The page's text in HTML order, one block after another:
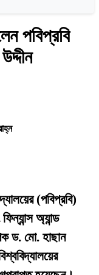
পবিপ্রবি
(পবিপ্রবি)
অ্যান্ড
ড. মো. হাছান